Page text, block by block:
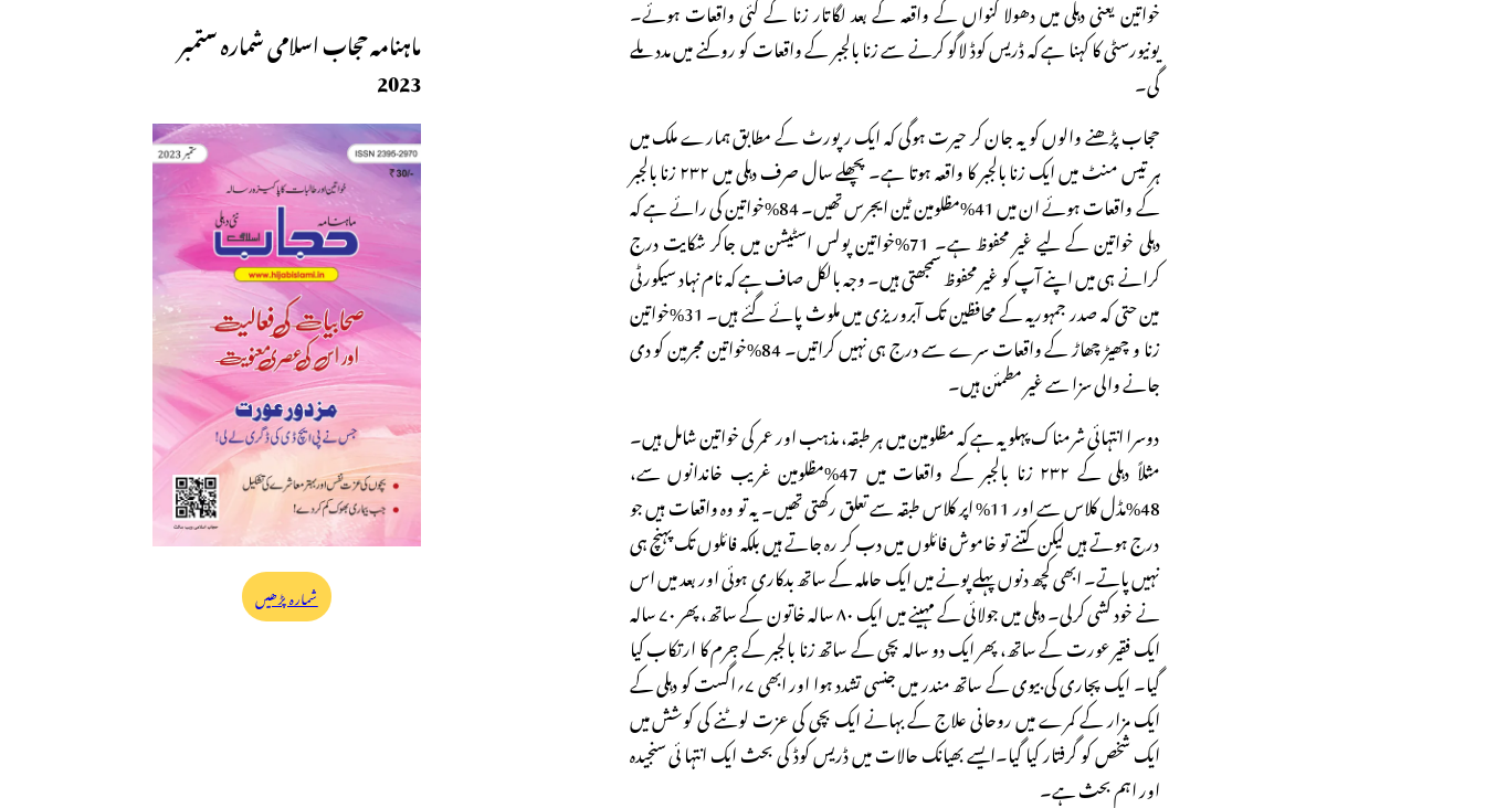
خواتین یعنی دہلی میں دھولا کنواں کے واقعہ کے بعد لگاتار زنا کے کئی واقعات ہوئے۔
یونیورسٹی کا کہنا ہے کہ ڈریس کوڈ لاگو کرنے سے زنا بالجبر کے واقعات کو روکنے میں مدد ملے
گی۔
حجاب پڑھنے والوں کو یہ جان کر حیرت ہوگی کہ ایک رپورٹ کے مطابق ہمارے ملک میں
ہر تیس منٹ میں ایک زنا بالجبر کا واقعہ ہوتا ہے۔ پچھلے سال صرف دہلی میں ۲۳۲ زنا بالجبر
کے واقعات ہوئے ان میں 41%مظلومین ٹین ایجرس تھیں۔ 84%خواتین کی رائے ہے کہ
دہلی خواتین کے لیے غیر محفوظ ہے۔ 71%خواتین پولس اسٹیشن میں جاکر شکایت درج
کرانے ہی میں اپنے آپ کو غیر محفوظ سمجھتی ہیں۔ وجہ بالکل صاف ہے کہ نام نہاد سیکورٹی
مین حتی کہ صدر جمہوریہ کے محافظین تک آبروریزی میں ملوث پائے گئے ہیں۔ 31%خواتین
زنا و چھیڑ چھاڑ کے واقعات سرے سے درج ہی نہیں کراتیں۔ 84%خواتین مجرمین کو دی
جانے والی سزا سے غیر مطمئن ہیں۔
دوسرا انتہائی شرمناک پہلو یہ ہے کہ مظلومین میں ہر طبقہ، مذہب اور عمر کی خواتین شامل ہیں۔
مثلاً دہلی کے ۲۳۲ زنا بالجبر کے واقعات میں 47%مظلومین غریب خاندانوں سے،
48%مڈل کلاس سے اور 11% اپر کلاس طبقہ سے تعلق رکھتی تھیں۔ یہ تو وہ واقعات ہیں جو
درج ہوتے ہیں لیکن کتنے تو خاموش فائلوں میں دب کر رہ جاتے ہیں بلکہ فائلوں تک پہنچ ہی
نہیں پاتے۔ ابھی کچھ دنوں پہلے پونے میں ایک حاملہ کے ساتھ بدکاری ہوئی اور بعد میں اس
نے خود کشی کرلی۔ دہلی میں جولائی کے مہینے میں ایک ۸۰ سالہ خاتون کے ساتھ، پھر ۷۰ سالہ
ایک فقیر عورت کے ساتھ، پھر ایک دو سالہ بچی کے ساتھ زنا بالجبر کے جرم کا ارتکاب کیا
گیا۔ ایک پجاری کی بیوی کے ساتھ مندر میں جنسی تشدد ہوا اور ابھی ۷؍اگست کو دہلی کے
ایک مزار کے کمرے میں روحانی علاج کے بہانے ایک بچی کی عزت لوٹنے کی کوشش میں
ایک شخص کو گرفتار کیا گیا۔ایسے بھیانک حالات میں ڈریس کوڈ کی بحث ایک انتہا ئی سنجیدہ
اور اہم بحث ہے۔
ماہنامہ حجاب اسلامی شمارہ ستمبر
2023
شمارہ پڑھیں